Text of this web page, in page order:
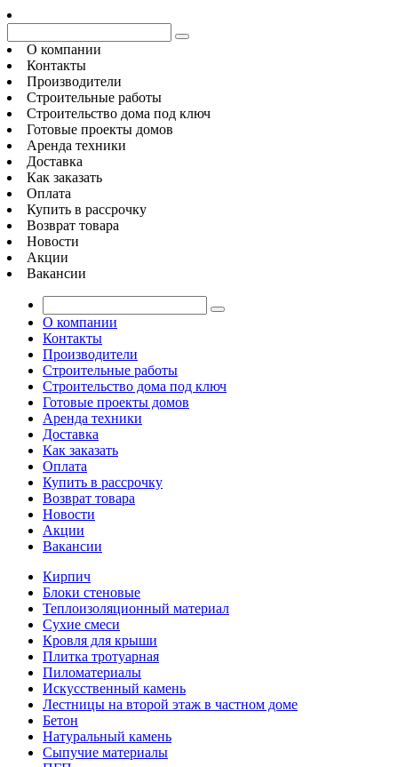
О компании
Контакты
Производители
Строительные работы
Строительство дома под ключ
Готовые проекты домов
Аренда техники
Доставка
Как заказать
Оплата
Купить в рассрочку
Возврат товара
Новости
Акции
Вакансии
О компании
Контакты
Производители
Строительные работы
Строительство дома под ключ
Готовые проекты домов
Аренда техники
Доставка
Как заказать
Оплата
Купить в рассрочку
Возврат товара
Новости
Акции
Вакансии
Кирпич
Блоки стеновые
Теплоизоляционный материал
Сухие смеси
Кровля для крыши
Плитка тротуарная
Пиломатериалы
Искусственный камень
Лестницы на второй этаж в частном доме
Бетон
Натуральный камень
Сыпучие материалы